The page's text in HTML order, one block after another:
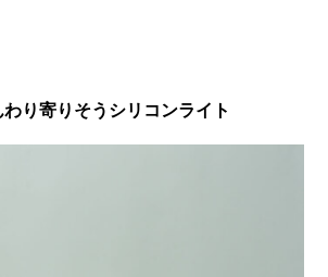
り寄りそうシリコンライト